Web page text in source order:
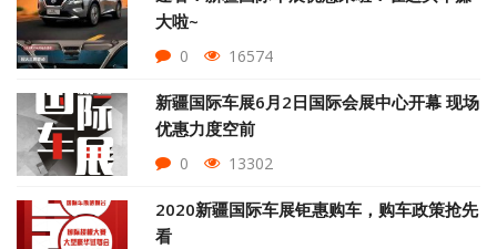
大啦~
0 16574
新疆国际车展6月2日国际会展中心开幕 现场
优惠力度空前
0 13302
2020新疆国际车展钜惠购车，购车政策抢先
看